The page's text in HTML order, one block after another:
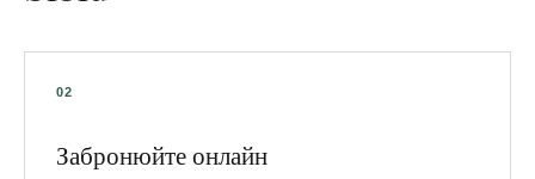
Забронюйте онлайн